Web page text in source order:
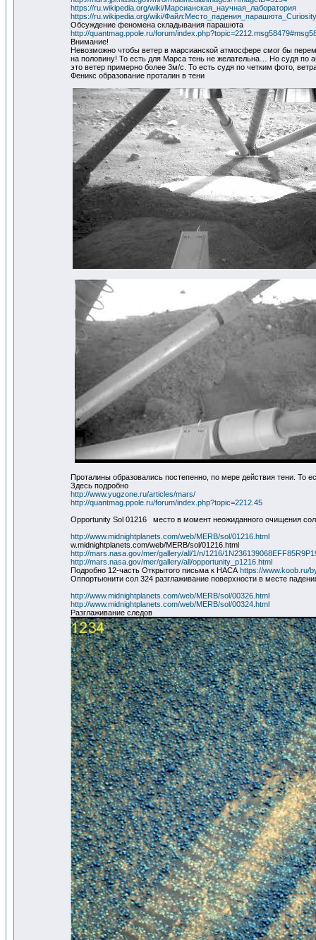
https://ru.wikipedia.org/wiki/Марсианская_научная_лаборатория
https://ru.wikipedia.org/wiki/
Обсуждение феномена складывания парашюта
http://quantmag.ppole.ru/forum/
Внимание!
Невозможно чтобы ветер в марсианской атмосфере смог бы
на половину! То есть для Марса тень не желательна… Но судя по
это ветер примерно более 3м/с. То есть судя по четким фото,
Феникс образование проталин в тени
Проталины образовались постепенно, по мере действия тени. То
Здесь подробно
http://www.yugzone.ru/articles/mars/
http://quantmag.ppole.ru/forum/index.php?topic=2212.45
Opportunity Sol 01216 место в момент неожиданного очищения
http://www.midnightplanets.com/web/MERB/sol/01216.html
w.midnightplanets.com/web/MERB/sol/01216.html
http://mars.nasa.gov/mer/gallery/all/1/n/1216/
http://mars.nasa.gov/mer/gallery/all/opportunity_p1216.html
Подробно 12-часть Открытого письма к НАСА https://www.koob.ru/
Оппортьюнити сол 324 разглаживание поверхности в месте
http://www.midnightplanets.com/web/MERB/sol/00326.html
http://www.midnightplanets.com/web/MERB/sol/00324.html
Разглаживание следов